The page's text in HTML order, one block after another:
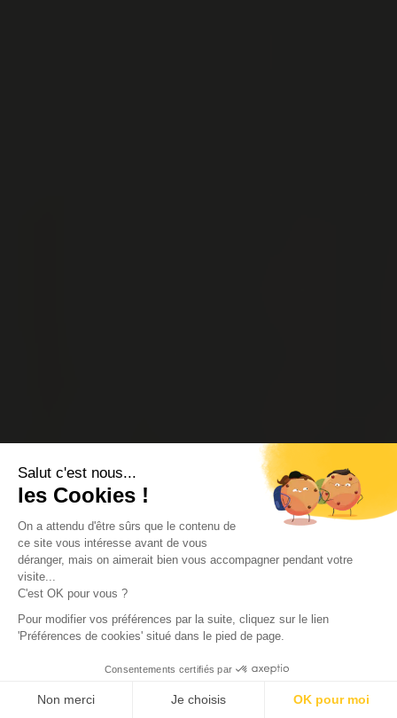
Salut c'est nous...
les Cookies !
On a attendu d'être sûrs que le contenu de
ce site vous intéresse avant de vous
déranger, mais on aimerait bien vous accompagner pendant votre
visite...
C'est OK pour vous ?
Pour modifier vos préférences par la suite, cliquez sur le lien
'Préférences de cookies' situé dans le pied de page.
Consentements certifiés par
Non merci Je choisis OK pour moi